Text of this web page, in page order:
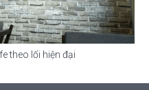
theo lối hiện đại